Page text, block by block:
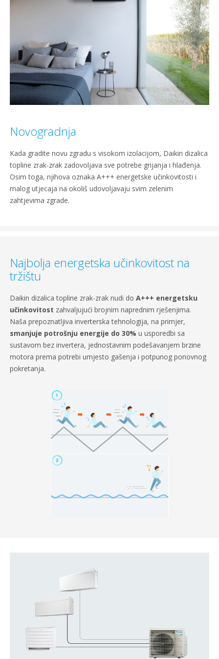
Novogradnja
Kada gradite novu zgradu s visokom izolacijom, Daikin dizalica
topline zrak-zrak zadovoljava sve potrebe grijanja i hlađenja.
Osim toga, njihova oznaka A+++ energetske učinkovitosti i
malog utjecaja na okoliš udovoljavaju svim zelenim
zahtjevima zgrade.
Najbolja energetska učinkovitost na
tržištu
Daikin dizalica topline zrak-zrak nudi do A+++ energetsku
učinkovitost zahvaljujući brojnim naprednim rješenjima.
Naša prepoznatljiva inverterska tehnologija, na primjer,
smanjuje potrošnju energije do 30% u usporedbi sa
sustavom bez invertera, jednostavnim podešavanjem brzine
motora prema potrebi umjesto gašenja i potpunog ponovnog
pokretanja.